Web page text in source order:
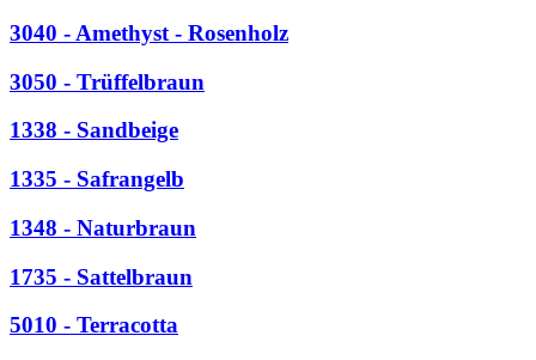
3040 - Amethyst - Rosenholz
3050 - Trüffelbraun
1338 - Sandbeige
1335 - Safrangelb
1348 - Naturbraun
1735 - Sattelbraun
5010 - Terracotta